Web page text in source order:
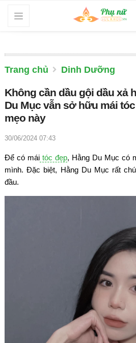
Trang chủ Dinh Dưỡng
Không cần dầu gội dầu xả
Du Mục vẫn sở hữu mái
mẹo này
30/06/2024 07:43
Để có mái tóc đẹp, Hằng Du Mục có
mình. Đặc biệt, Hằng Du Mục rất
đầu.